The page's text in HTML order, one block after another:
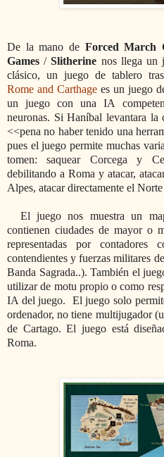
De la mano de Forced March
Games /Slitherine nos llega un
clásico, un juego de tablero
Rome and Carthage es un juego
un juego con una IA
neuronas. Si Haníbal levantara la
<<pena no haber tenido una
pues el juego permite muchas
tomen: saquear Corcega y
debilitando a Roma y atacar,
Alpes, atacar directamente el
El juego nos muestra un
contienen ciudades de mayor o
representadas por contadores
contendientes y fuerzas militares
Banda Sagrada..). También el
utilizar de motu propio o como
IA del juego. El juego solo
ordenador, no tiene multijugador
de Cartago. El juego está
Roma.